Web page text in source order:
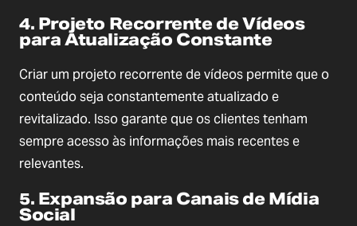
4. Projeto Recorrente de Vídeos
para Atualização Constante
Criar um projeto recorrente de vídeos permite que o
conteúdo seja constantemente atualizado e
revitalizado. Isso garante que os clientes tenham
sempre acesso às informações mais recentes e
relevantes.
5. Expansão para Canais de Mídia
Social